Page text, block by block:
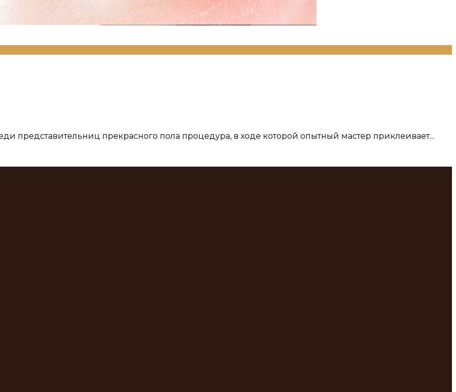
представительниц прекрасного пола процедура, в ходе которой опытный мастер приклеивает...